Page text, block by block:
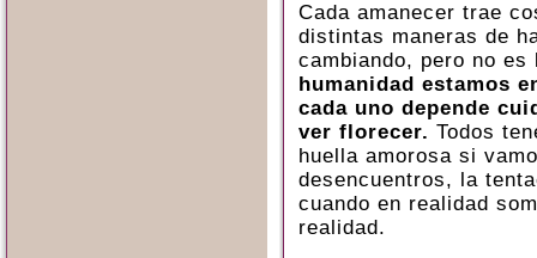
Cada amanecer trae
distintas maneras de
cambiando, pero no es
humanidad estamos
cada uno depende
ver florecer. Todos
huella amorosa si
desencuentros, la
cuando en realidad
realidad.